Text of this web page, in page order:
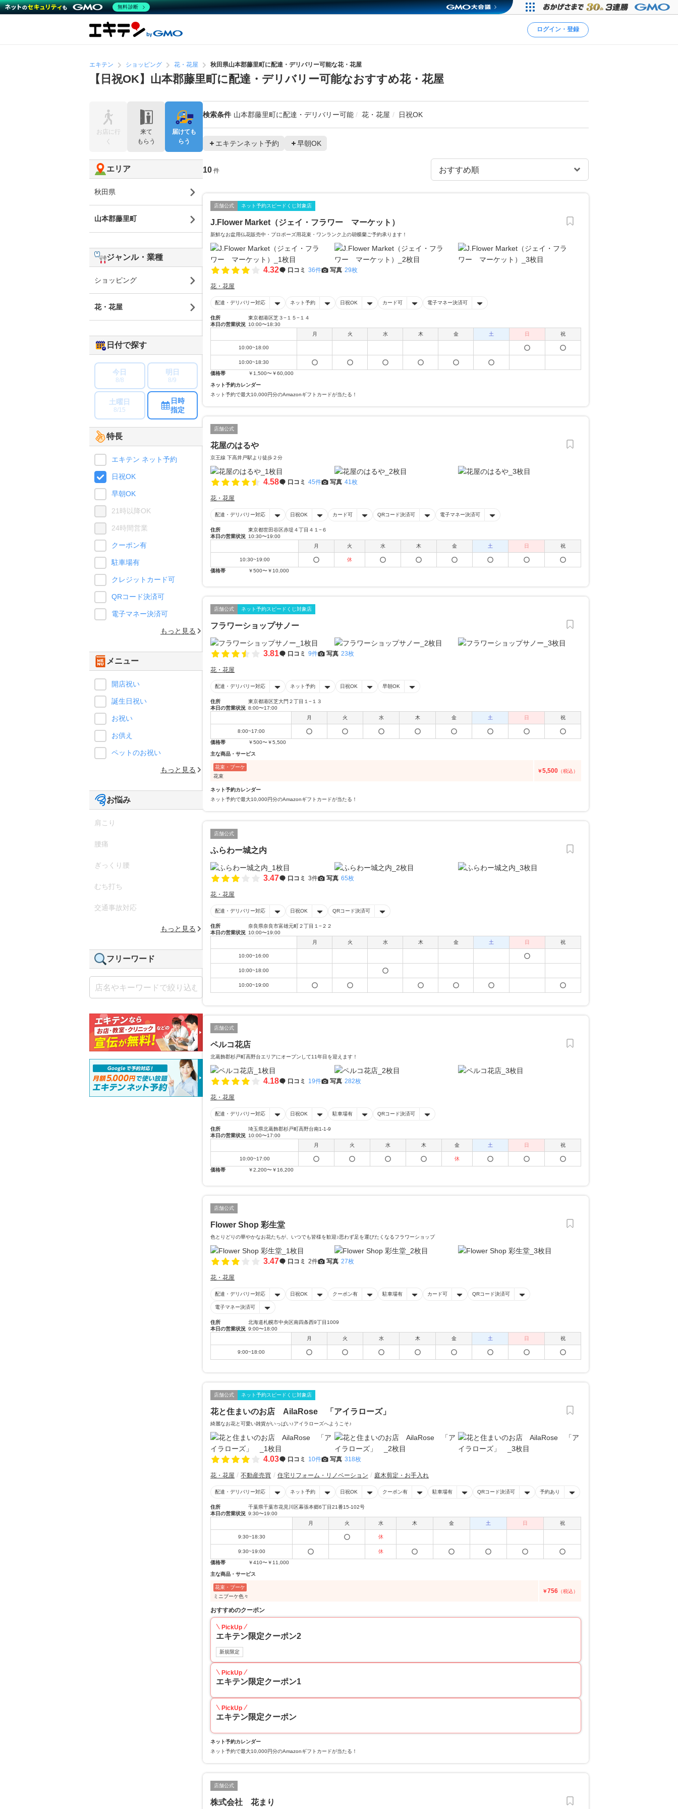
ログイン・登録
エキテン ショッピング 花・花屋 秋田県山本郡藤里町に配達・デリバリー可能な花・花屋
【日祝OK】山本郡藤里町に配達・デリバリー可能なおすすめ花・花屋
検索条件 山本郡藤里町に配達・デリバリー可能 花・花屋 日祝OK
エキテンネット予約 早朝OK
10 件
店舗公式 ネット予約スピードくじ対象店
J.Flower Market（ジェイ・フラワー マーケット）
新鮮なお盆用仏花販売中・プロポーズ用花束・ワンランク上の胡蝶蘭ご予約承ります！
4.32 口コミ 36件 写真 29枚
花・花屋
配達・デリバリー対応 ネット予約 日祝OK カード可 電子マネー決済可
住所
東京都港区芝３−１５−１４
本日の営業状況 10:00〜18:30
月
火 水 木 金 土 日 祝
10:00~18:00
10:00~18:30
価格帯
￥1,500〜￥60,000
ネット予約カレンダー
ネット予約で最大10,000円分のAmazonギフトカードが当たる！
店舗公式
花屋のはるや
京王線 下高井戸駅より徒歩２分
4.58 口コミ 45件 写真 41枚
花・花屋
配達・デリバリー対応 日祝OK カード可 QRコード決済可 電子マネー決済可
住所
東京都世田谷区赤堤４丁目４１−６
本日の営業状況 10:30〜19:00
月
火 水 木 金 土 日 祝
10:30~19:00
休
価格帯
￥500〜￥10,000
店舗公式 ネット予約スピードくじ対象店
フラワーショップサノー
3.81 口コミ 9件 写真 23枚
花・花屋
配達・デリバリー対応 ネット予約 日祝OK 早朝OK
住所
東京都港区芝大門２丁目１−１３
本日の営業状況 8:00〜17:00
月
火 水 木 金 土 日 祝
8:00~17:00
価格帯
￥500〜￥5,500
主な商品・サービス
花束・ブーケ
花束
￥5,500 （税込）
ネット予約カレンダー
ネット予約で最大10,000円分のAmazonギフトカードが当たる！
店舗公式
ふらわー城之内
3.47 口コミ 3件 写真 65枚
花・花屋
配達・デリバリー対応 日祝OK QRコード決済可
住所
奈良県奈良市富雄元町２丁目１−２２
本日の営業状況 10:00〜19:00
月
火 水 木 金 土 日 祝
10:00~16:00
10:00~18:00
10:00~19:00
店舗公式
ペルコ花店
北葛飾郡杉戸町高野台エリアにオープンして11年目を迎えます！
4.18 口コミ 19件 写真 282枚
花・花屋
配達・デリバリー対応 日祝OK 駐車場有 QRコード決済可
住所
埼玉県北葛飾郡杉戸町高野台南1-1-9
本日の営業状況 10:00〜17:00
月
火 水 木 金 土 日 祝
10:00~17:00
休
価格帯
￥2,200〜￥16,200
店舗公式
Flower Shop 彩生堂
色とりどりの華やかなお花たちが、いつでも皆様を歓迎♪思わず足を運びたくなるフラワーショップ
3.47 口コミ 2件 写真 27枚
花・花屋
配達・デリバリー対応 日祝OK クーポン有 駐車場有 カード可 QRコード決済可
電子マネー決済可
住所
北海道札幌市中央区南四条西9丁目1009
本日の営業状況 9:00〜18:00
月
火 水 木 金 土 日 祝
9:00~18:00
店舗公式 ネット予約スピードくじ対象店
花と住まいのお店 AilaRose 「アイラローズ」
綺麗なお花と可愛い雑貨がいっぱい♪アイラローズへようこそ♪
4.03 口コミ 10件 写真 318枚
花・花屋 不動産売買 住宅リフォーム・リノベーション 庭木剪定・お手入れ
配達・デリバリー対応 ネット予約 日祝OK クーポン有 駐車場有 QRコード決済可 予約あり
住所
千葉県千葉市花見川区幕張本郷6丁目21番15-102号
本日の営業状況 9:30〜19:00
月
火 水 木 金 土 日 祝
9:30~18:30 休
9:30~19:00
休
価格帯
￥410〜￥11,000
主な商品・サービス
花束・ブーケ
ミニブーケ色々
￥756 （税込）
おすすめのクーポン
PickUp
エキテン限定クーポン2
新規限定
PickUp
エキテン限定クーポン1
PickUp
エキテン限定クーポン
ネット予約カレンダー
ネット予約で最大10,000円分のAmazonギフトカードが当たる！
店舗公式
株式会社 花まり
お店に行
く
来て
もらう
届けても
らう
エリア
秋田県
山本郡藤里町
ジャンル・業種
ショッピング
花・花屋
日付で探す
今日
8/8
明日
8/9
土曜日
8/15
日時
指定
特長
エキテン ネット予約
日祝OK
早朝OK
21時以降OK
24時間営業
クーポン有
駐車場有
クレジットカード可
QRコード決済可
電子マネー決済可
もっと見る
メニュー
開店祝い
誕生日祝い
お祝い
お供え
ペットのお祝い
もっと見る
お悩み
肩こり
腰痛
ぎっくり腰
むち打ち
交通事故対応
もっと見る
フリーワード
無料診断